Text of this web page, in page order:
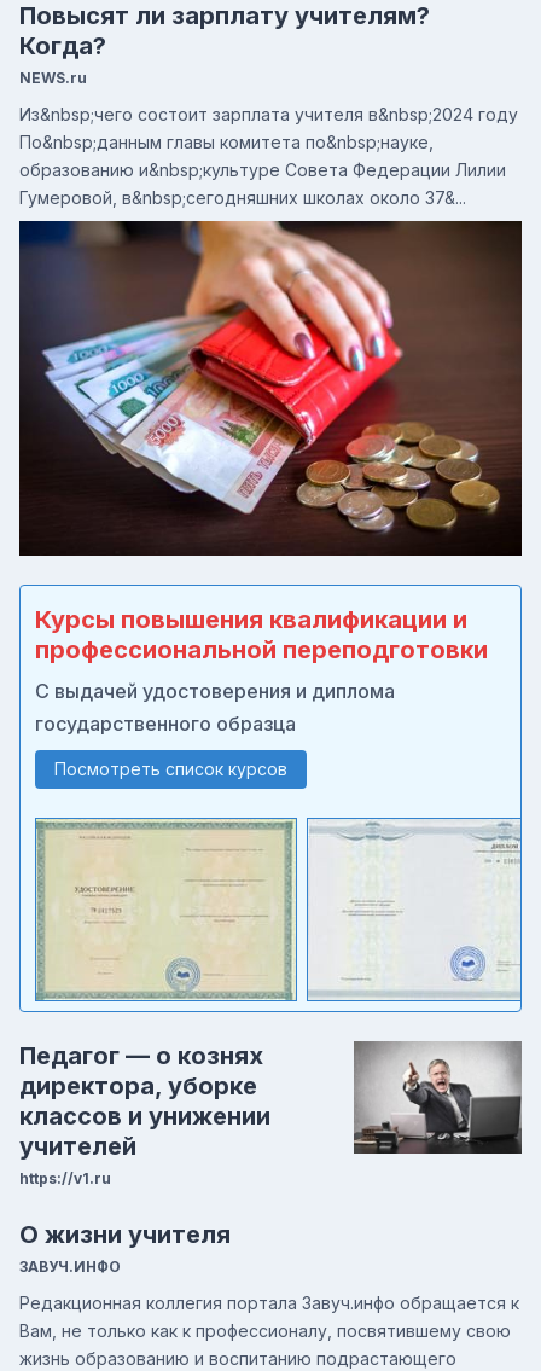
Повысят ли зарплату учителям?
Когда?
NEWS.ru
Из&nbsp;чего состоит зарплата учителя в&nbsp;2024 году
По&nbsp;данным главы комитета по&nbsp;науке,
образованию и&nbsp;культуре Совета Федерации Лилии
Гумеровой, в&nbsp;сегодняшних школах около 37&...
Курсы повышения квалификации и
профессиональной переподготовки
С выдачей удостоверения и диплома
государственного образца
Посмотреть список курсов
Педагог — о кознях
директора, уборке
классов и унижении
учителей
https://v1.ru
О жизни учителя
ЗАВУЧ.ИНФО
Редакционная коллегия портала Завуч.инфо обращается к
Вам, не только как к профессионалу, посвятившему свою
жизнь образованию и воспитанию подрастающего